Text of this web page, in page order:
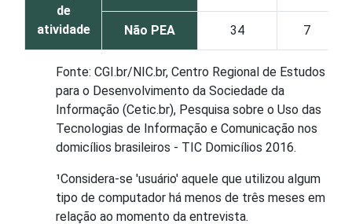
de
atividade
Não PEA 34 7
Fonte: CGI.br/NIC.br, Centro Regional de Estudos
para o Desenvolvimento da Sociedade da
Informação (Cetic.br), Pesquisa sobre o Uso das
Tecnologias de Informação e Comunicação nos
domicílios brasileiros - TIC Domicílios 2016.
¹Considera-se 'usuário' aquele que utilizou algum
tipo de computador há menos de três meses em
relação ao momento da entrevista.